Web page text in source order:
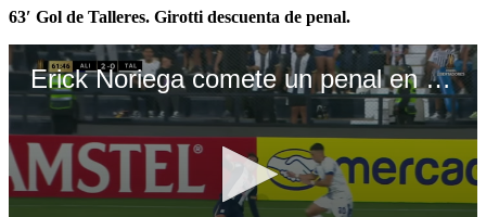
1
minute,
3
seconds
63′ Gol de Talleres. Girotti descuenta de penal.
Erick Noriega comete un penal en contra de Talleres y le da el 2-1 a Alianza Lima vs Talleres. (Video: Telefe)